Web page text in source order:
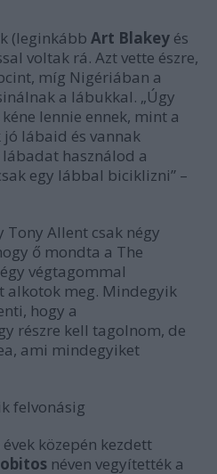
(leginkább Art Blakey és
voltak rá. Azt vette észre,
míg Nigériában a
a lábukkal. „Úgy
lennie ennek, mint a
lábaid és vannak
használod a
egy lábbal biciklizni” –
Tony Allent csak négy
ő mondta a The
végtagommal
alkotok meg. Mindegyik
hogy a
részre kell tagolnom, de
ami mindegyiket
felvonásig
közepén kezdett
néven vegyítették a